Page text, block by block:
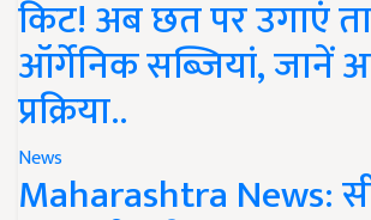
किट! अब छत पर उगाएं
ऑर्गेनिक सब्जियां, जानें
प्रक्रिया..
News
Maharashtra News: